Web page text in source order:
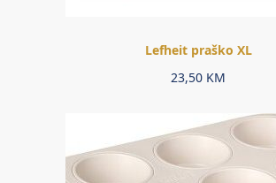
Lefheit praško XL
23,50 KM